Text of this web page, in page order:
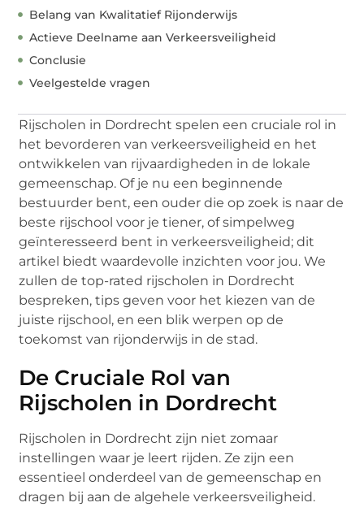
Belang van Kwalitatief Rijonderwijs
Actieve Deelname aan Verkeersveiligheid
Conclusie
Veelgestelde vragen
Rijscholen in Dordrecht spelen een cruciale rol in
het bevorderen van verkeersveiligheid en het
ontwikkelen van rijvaardigheden in de lokale
gemeenschap. Of je nu een beginnende
bestuurder bent, een ouder die op zoek is naar de
beste rijschool voor je tiener, of simpelweg
geïnteresseerd bent in verkeersveiligheid; dit
artikel biedt waardevolle inzichten voor jou. We
zullen de top-rated rijscholen in Dordrecht
bespreken, tips geven voor het kiezen van de
juiste rijschool, en een blik werpen op de
toekomst van rijonderwijs in de stad.
De Cruciale Rol van
Rijscholen in Dordrecht
Rijscholen in Dordrecht zijn niet zomaar
instellingen waar je leert rijden. Ze zijn een
essentieel onderdeel van de gemeenschap en
dragen bij aan de algehele verkeersveiligheid.